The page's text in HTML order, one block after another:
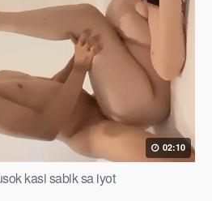
02:10
kasi sabik sa iyot